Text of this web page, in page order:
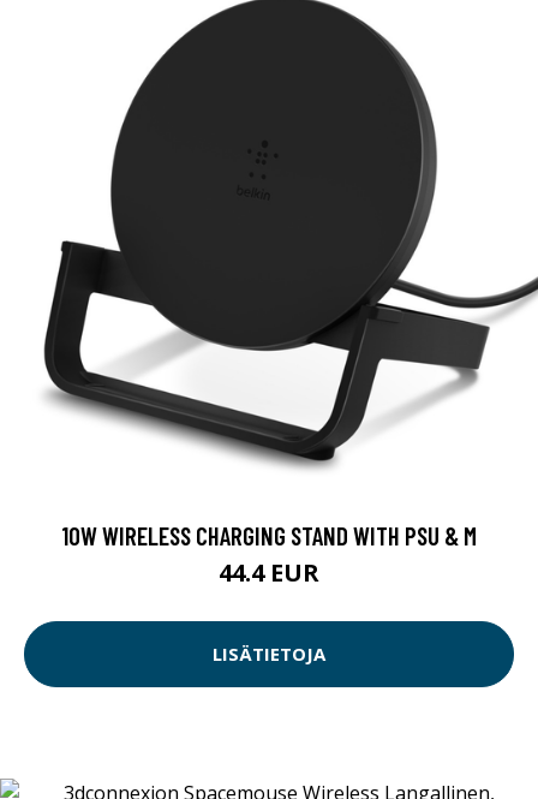
10W WIRELESS CHARGING STAND WITH PSU & M
44.4 EUR
LISÄTIETOJA